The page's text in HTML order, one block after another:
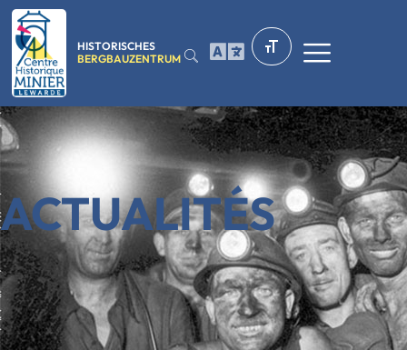
HISTORISCHES
BERGBAUZENTRUM
ACTUALITÉS